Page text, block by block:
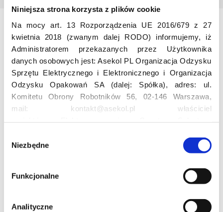
Niniejsza strona korzysta z plików cookie
Na mocy art. 13 Rozporządzenia UE 2016/679 z 27
kwietnia 2018 (zwanym dalej RODO) informujemy, iż
Administratorem przekazanych przez Użytkownika
danych osobowych jest: Asekol PL Organizacja Odzysku
Sprzętu Elektrycznego i Elektronicznego i Organizacja
Odzysku Opakowań SA (dalej: Spółka), adres: ul.
Komitetu Obrony Robotników 56, 02-146 Warszawa,
mail: kontakt@asekol.pl właściciel
Asekolove. Administrator przetwarza następujące dane
osobowe Użytkowników: imię, nazwisko, adres e-mail,
numer telefonu, miasto, preferencje Użytkownika,
lokalizacja, obszar zainteresowania, dane przetwarzane
reklamowy Użytkownika, lokalizacja, identyfikator
Niezbędne
Funkcjonalne
Analityczne
Odwiedź nas
Profesjonalna i Bezpieczna Utylizacja Elektroodpadów